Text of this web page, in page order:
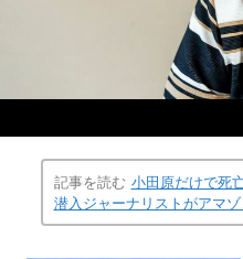
記事を読む 小田原だけで死
潜入ジャーナリストがアマ